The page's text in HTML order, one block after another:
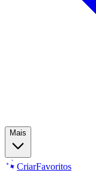
Mais
CriarFavoritos